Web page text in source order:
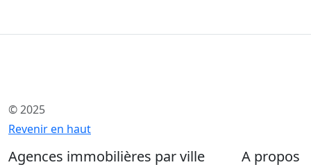
© 2025
Revenir en haut
Agences immobilières par ville A propos